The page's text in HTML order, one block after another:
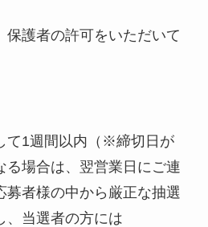
保護者の許可をいただいて
て1週間以内（※締切日が
る場合は、翌営業日にご連
募者様の中から厳正な抽選
、当選者の方には